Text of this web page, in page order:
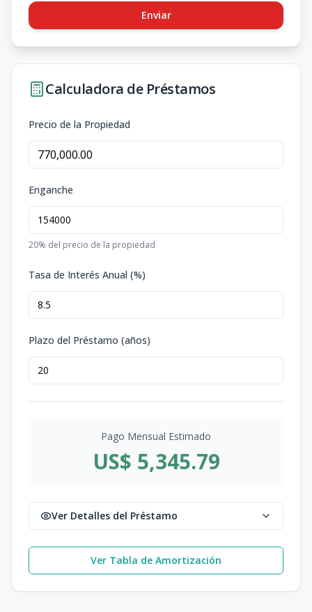
Enviar
Calculadora de Préstamos
Precio de la Propiedad
Enganche
20% del precio de la propiedad
Tasa de Interés Anual (%)
Plazo del Préstamo (años)
Pago Mensual Estimado
US$ 5,345.79
Ver Detalles del Préstamo
Ver Tabla de Amortización